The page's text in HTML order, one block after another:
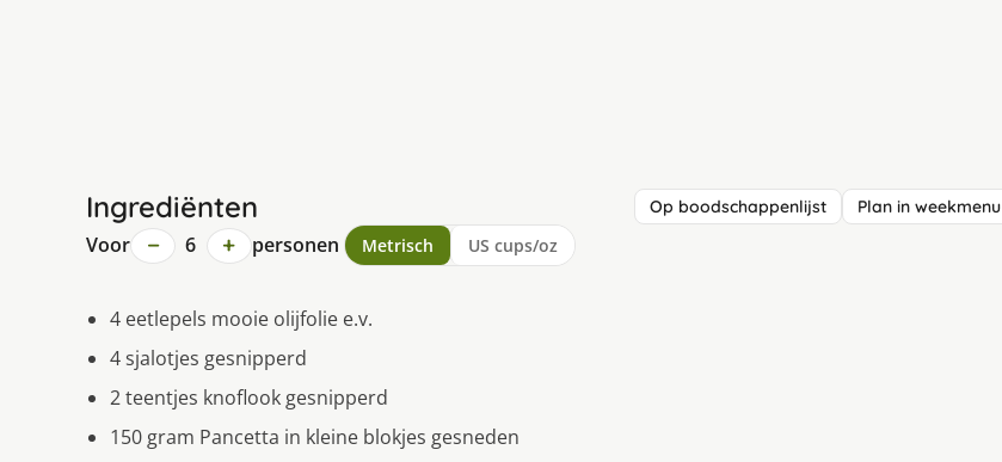
Ingrediënten Op boodschappenlijst Plan in weekmenu
Voor − 6 + personen Metrisch US cups/oz
4 eetlepels mooie olijfolie e.v.
4 sjalotjes gesnipperd
2 teentjes knoflook gesnipperd
150 gram Pancetta in kleine blokjes gesneden